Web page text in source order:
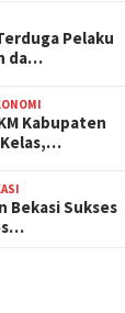
Pelaku
da…
Kabupaten
Kelas,…
Bekasi Sukses